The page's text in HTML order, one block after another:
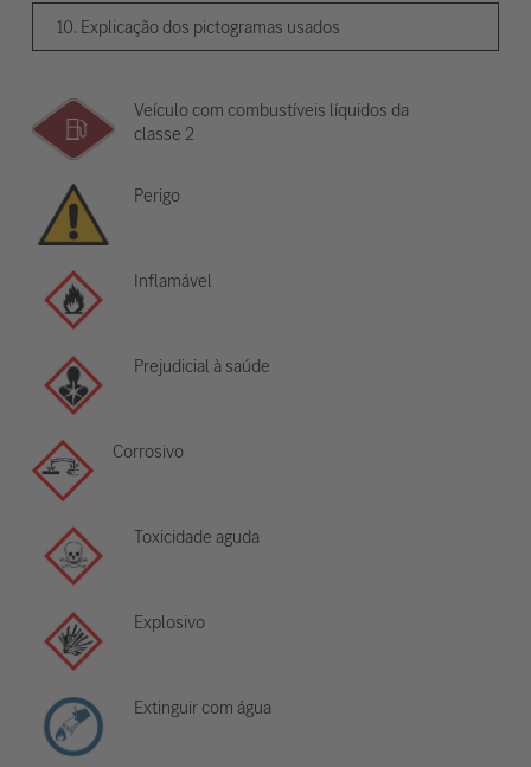
10. Explicação dos pictogramas usados
Veículo com combustíveis líquidos da
classe 2
Perigo
Inflamável
Prejudicial à saúde
Corrosivo
Toxicidade aguda
Explosivo
Extinguir com água